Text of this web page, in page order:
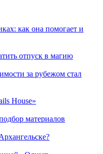
как она помогает и
отпуск в магию
за рубежом стал
House»
материалов